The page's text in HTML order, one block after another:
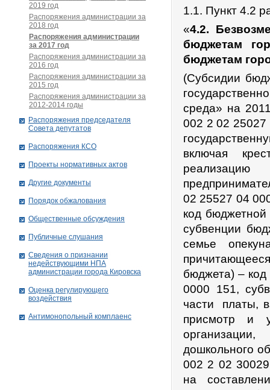
1.1. Пункт 4.2
«4.2.
бюджетам
бюджетам
(Субсидии
среда» на
002 2 02 25027
включая
02 25527 04
код
субвенции
семье
бюджета) –
0000 151,
части платы,
присмотр и
дошкольного
002 2 02
на
2019 год
Распоряжения администрации за
2018 год
Распоряжения администрации
за 2017 год
Распоряжения администрации за
2016 год
Распоряжения администрации за
2015 год
Распоряжения администрации за
2012-2014 годы
Распоряжения председателя
Совета депутатов
Распоряжения КСО
Проекты нормативных актов
Другие документы
Порядок обжалования
Общественные обсуждения
Публичные слушания
Сведения о признании
недействующими НПА
администрации города Кировскa
Оценка регулирующего
воздействия
Антимонопольный комплаенс